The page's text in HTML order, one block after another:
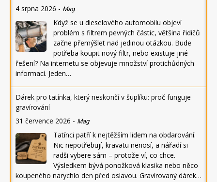
4 srpna 2026 - Mag
Když se u dieselového automobilu objeví
problém s filtrem pevných částic, většina řidičů
začne přemýšlet nad jedinou otázkou. Bude
potřeba koupit nový filtr, nebo existuje jiné
řešení? Na internetu se objevuje množství protichůdných
informací. Jeden…
Dárek pro tatínka, který neskončí v šuplíku: proč funguje
gravírování
31 července 2026 - Mag
Tatínci patří k nejtěžším lidem na obdarování.
Nic nepotřebují, kravatu nenosí, a nářadí si
radši vybere sám – protože ví, co chce.
Výsledkem bývá ponožková klasika nebo něco
koupeného narychlo den před oslavou. Gravírovaný dárek…